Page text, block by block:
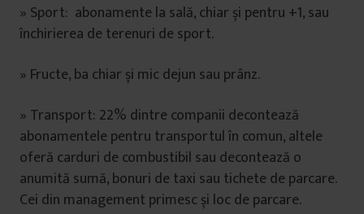
» Sport: abonamente la sală, chiar și pentru +1, sau
închirierea de terenuri de sport.
» Fructe, ba chiar și mic dejun sau prânz.
» Transport: 22% dintre companii decontează
abonamentele pentru transportul în comun, altele
oferă carduri de combustibil sau decontează o
anumită sumă, bonuri de taxi sau tichete de parcare.
Cei din management primesc și loc de parcare.